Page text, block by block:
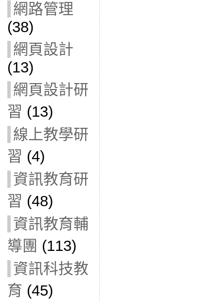
網路管理
(38)
網頁設計
(13)
網頁設計研
習 (13)
線上教學研
習 (4)
資訊教育研
習 (48)
資訊教育輔
導團 (113)
資訊科技教
育 (45)